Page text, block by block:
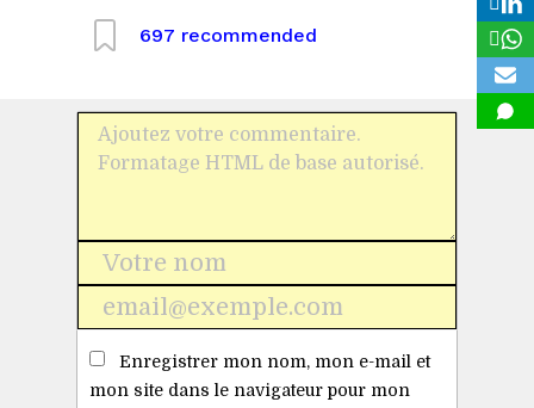
697 recommended
Nom
E-
mailEnregistrer mon nom, mon e-mail et
mon site dans le navigateur pour mon